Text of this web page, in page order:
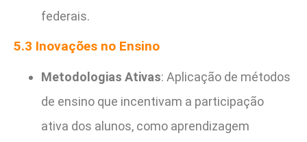
federais.
5.3 Inovações no Ensino
Metodologias Ativas: Aplicação de métodos
de ensino que incentivam a participação
ativa dos alunos, como aprendizagem